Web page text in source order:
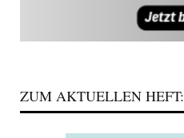
ZUM AKTUELLEN HEFT: